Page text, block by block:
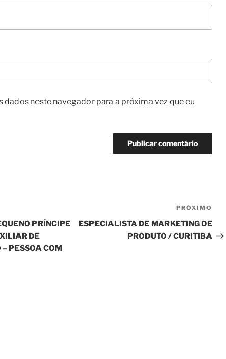
dados neste navegador para a próxima vez que eu
PRÍNCIPE
DE
PESSOA COM
post
PRÓXIMO
ESPECIALISTA DE MARKETING DE
PRODUTO / CURITIBA